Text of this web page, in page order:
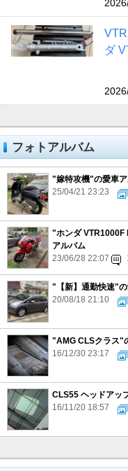
ダ
フォトアルバム
"嫁特攻機"の愛車
25/04/21 23:23
"ホンダ VTR1000F
アルバム
23/06/28 22:07
"【新】通勤快速"
20/08/18 21:10
"AMG CLSクラス"
16/12/30 23:17
CLS55 ヘッドアッ
16/11/20 18:57